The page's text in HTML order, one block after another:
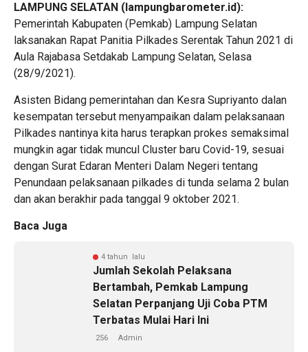
LAMPUNG SELATAN (lampungbarometer.id):
Pemerintah Kabupaten (Pemkab) Lampung Selatan
laksanakan Rapat Panitia Pilkades Serentak Tahun 2021 di
Aula Rajabasa Setdakab Lampung Selatan, Selasa
(28/9/2021).
Asisten Bidang pemerintahan dan Kesra Supriyanto dalan
kesempatan tersebut menyampaikan dalam pelaksanaan
Pilkades nantinya kita harus terapkan prokes semaksimal
mungkin agar tidak muncul Cluster baru Covid-19, sesuai
dengan Surat Edaran Menteri Dalam Negeri tentang
Penundaan pelaksanaan pilkades di tunda selama 2 bulan
dan akan berakhir pada tanggal 9 oktober 2021.
Baca Juga
4 tahun lalu
Jumlah Sekolah Pelaksana
Bertambah, Pemkab Lampung
Selatan Perpanjang Uji Coba PTM
Terbatas Mulai Hari Ini
256 Admin